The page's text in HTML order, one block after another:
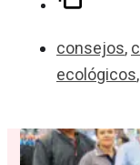
consejos,
ecológicos,